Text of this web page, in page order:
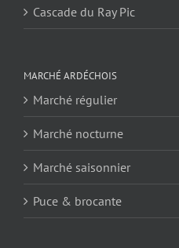
Cascade du Ray Pic
MARCHÉ ARDÉCHOIS
Marché régulier
Marché nocturne
Marché saisonnier
Puce & brocante